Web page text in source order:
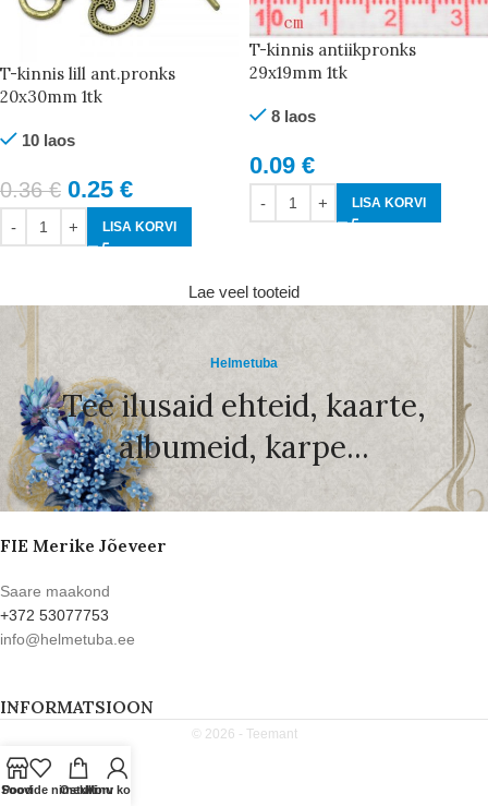
T-kinnis lill ant.pronks
20x30mm 1tk
10 laos
0.36€ 0.25 €
LISA KORVI
T-kinnis antiikpronks
29x19mm 1tk
8 laos
0.09 €
LISA KORVI
Lae veel tooteid
Helmetuba
Tee ilusaid ehteid, kaarte,
albumeid, karpe...
FIE Merike Jõeveer
Saare maakond
+372 53077753
info@helmetuba.ee
INFORMATSIOON
© 2026 - Teemant
Pood
Soovide nimekiri
OstukorvMinu konto